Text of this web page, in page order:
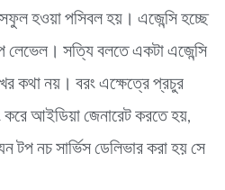
হওয়া পসিবল হয়। এজেন্সি হচ্ছে
লেভেল। সত্যি বলতে একটা এজেন্সি
কথা নয়। বরং এক্ষেত্রে প্রচুর
করে আইডিয়া জেনারেট করতে হয়,
টপ নচ সার্ভিস ডেলিভার করা হয় সে